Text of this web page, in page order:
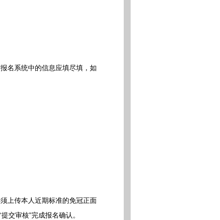
名系统中的信息应填尽填，如
上传本人近期标准的免冠正面
交审核”完成报名确认。